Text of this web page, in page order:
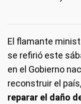
El flamante
se refirió este
en el Gobierno
reconstruir el
reparar el daño